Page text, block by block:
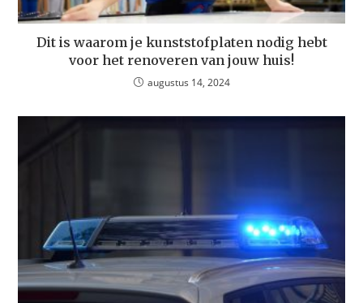
Dit is waarom je kunststofplaten nodig hebt
voor het renoveren van jouw huis!
augustus 14, 2024